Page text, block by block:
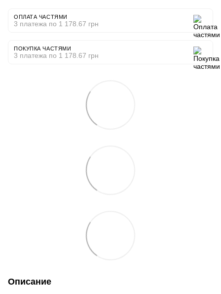
ОПЛАТА ЧАСТЯМИ
3 платежа по 1 178.67 грн
ПОКУПКА ЧАСТЯМИ
3 платежа по 1 178.67 грн
Описание